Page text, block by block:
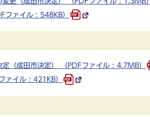
ファイル : 548KB）
（成田市決定） （PDFファイル : 4.7MB）
ァイル : 421KB）